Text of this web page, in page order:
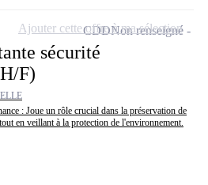
sécurité
F)
: Joue un rôle crucial dans la préservation de
en veillant à la protection de l'environnement.
CDDNon renseigné
Ajouter cette offre à ma sélection